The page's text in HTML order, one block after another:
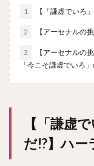
1 【「謙虚でいろ
2 【アーセナルの
3
【アーセナルの
「今こそ謙虚でいろ
【「謙虚
だ!?】ハー